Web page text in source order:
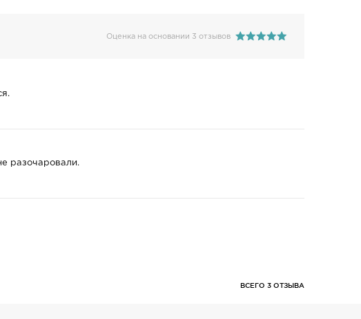
Оценка на основании 3 отзывов
разочаровали.
ВСЕГО 3 ОТЗЫВА